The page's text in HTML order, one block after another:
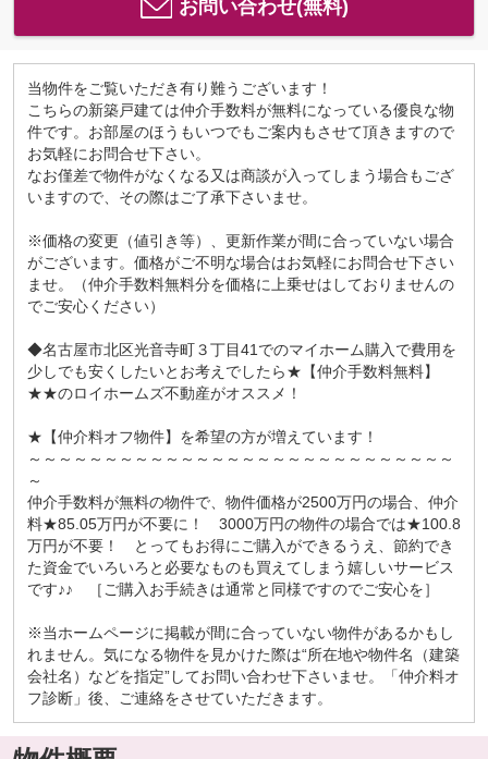
お問い合わせ(無料)
当物件をご覧いただき有り難うございます！
こちらの新築戸建ては仲介手数料が無料になっている優良な物
件です。お部屋のほうもいつでもご案内もさせて頂きますので
お気軽にお問合せ下さい。
なお僅差で物件がなくなる又は商談が入ってしまう場合もござ
いますので、その際はご了承下さいませ。
※価格の変更（値引き等）、更新作業が間に合っていない場合
がございます。価格がご不明な場合はお気軽にお問合せ下さい
ませ。（仲介手数料無料分を価格に上乗せはしておりませんの
でご安心ください）
◆名古屋市北区光音寺町３丁目41でのマイホーム購入で費用を
少しでも安くしたいとお考えでしたら★【仲介手数料無料】
★★のロイホームズ不動産がオススメ！
★【仲介料オフ物件】を希望の方が増えています！
～～～～～～～～～～～～～～～～～～～～～～～～～～～～
～
仲介手数料が無料の物件で、物件価格が2500万円の場合、仲介
料★85.05万円が不要に！ 3000万円の物件の場合では★100.8
万円が不要！ とってもお得にご購入ができるうえ、節約でき
た資金でいろいろと必要なものも買えてしまう嬉しいサービス
です♪♪ ［ご購入お手続きは通常と同様ですのでご安心を］
※当ホームページに掲載が間に合っていない物件があるかもし
れません。気になる物件を見かけた際は“所在地や物件名（建築
会社名）などを指定”してお問い合わせ下さいませ。「仲介料オ
フ診断」後、ご連絡をさせていただきます。